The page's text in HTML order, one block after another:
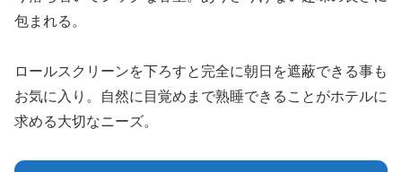
包まれる。
ロールスクリーンを下ろすと完全に朝日を遮蔽できる事も
お気に入り。自然に目覚めまで熟睡できることがホテルに
求める大切なニーズ。